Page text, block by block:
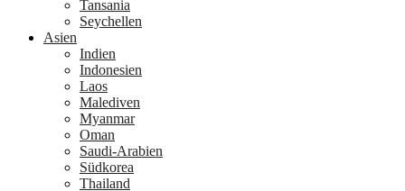
Tansania
Seychellen
Asien
Indien
Indonesien
Laos
Malediven
Myanmar
Oman
Saudi-Arabien
Südkorea
Thailand